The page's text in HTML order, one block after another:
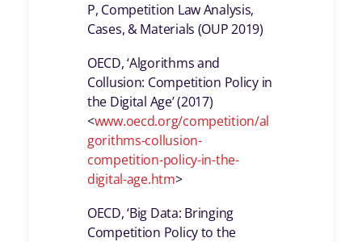
P, Competition Law Analysis,
Cases, & Materials (OUP 2019)
OECD, ‘Algorithms and
Collusion: Competition Policy in
the Digital Age’ (2017)
<www.oecd.org/competition/al
gorithms-collusion-
competition-policy-in-the-
digital-age.htm>
OECD, ‘Big Data: Bringing
Competition Policy to the